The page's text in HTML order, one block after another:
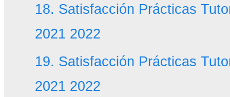
18. Satisfacción Prácticas
2021 2022
19. Satisfacción Prácticas
2021 2022